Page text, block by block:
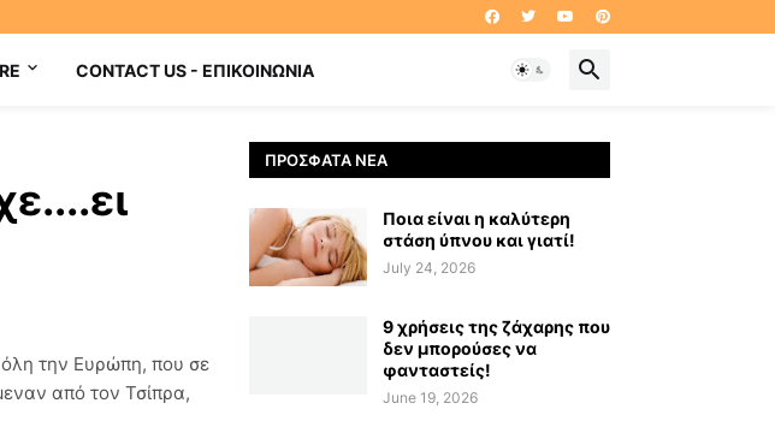
CONTACT US - ΕΠΙΚΟΙΝΩΝΊΑ
όλη την Ευρώπη, που σε
από τον Τσίπρα,
ΠΡΌΣΦΑΤΑ ΝΈΑ
Ποια είναι η καλύτερη
στάση ύπνου και γιατί!
July 24, 2026
9 χρήσεις της ζάχαρης που
δεν μπορούσες να
φανταστείς!
June 19, 2026